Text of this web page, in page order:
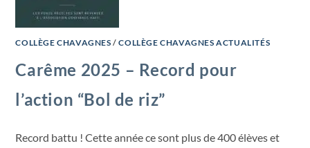
COLLÈGE CHAVAGNES /COLLÈGE CHAVAGNES ACTUALITÉS
Carême 2025 – Record pour
l’action “Bol de riz”
Record battu ! Cette année ce sont plus de 400 élèves et